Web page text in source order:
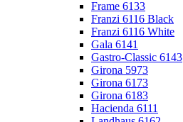
Frame 6133
Franzi 6116 Black
Franzi 6116 White
Gala 6141
Gastro-Classic 6143
Girona 5973
Girona 6173
Girona 6183
Hacienda 6111